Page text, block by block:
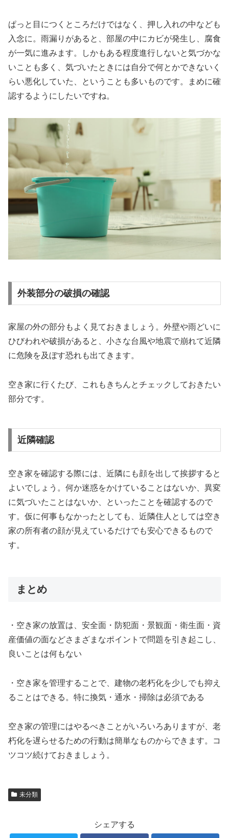
ぱっと目につくところだけではなく、押し入れの中なども
入念に。雨漏りがあると、部屋の中にカビが発生し、腐食
が一気に進みます。しかもある程度進行しないと気づかな
いことも多く、気づいたときには自分で何とかできないく
らい悪化していた、ということも多いものです。まめに確
認するようにしたいですね。
外装部分の破損の確認
家屋の外の部分もよく見ておきましょう。外壁や雨どいに
ひびわれや破損があると、小さな台風や地震で崩れて近隣
に危険を及ぼす恐れも出てきます。
空き家に行くたび、これもきちんとチェックしておきたい
部分です。
近隣確認
空き家を確認する際には、近隣にも顔を出して挨拶すると
よいでしょう。何か迷惑をかけていることはないか、異変
に気づいたことはないか、といったことを確認するので
す。仮に何事もなかったとしても、近隣住人としては空き
家の所有者の顔が見えているだけでも安心できるもので
す。
まとめ
・空き家の放置は、安全面・防犯面・景観面・衛生面・資
産価値の面などさまざまなポイントで問題を引き起こし、
良いことは何もない
・空き家を管理することで、建物の老朽化を少しでも抑え
ることはできる。特に換気・通水・掃除は必須である
空き家の管理にはやるべきことがいろいろありますが、老
朽化を遅らせるための行動は簡単なものからできます。コ
ツコツ続けておきましょう。
未分類
シェアする